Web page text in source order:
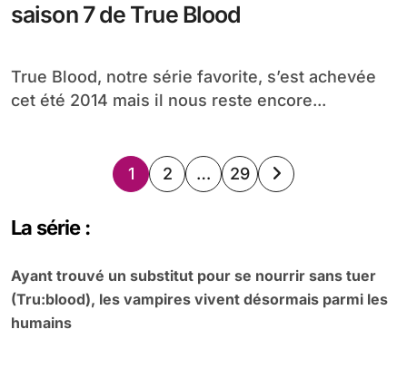
saison 7 de True Blood
True Blood, notre série favorite, s’est achevée
cet été 2014 mais il nous reste encore...
Pagination
1 2 … 29
La série :
Ayant trouvé un substitut pour se nourrir sans tuer
(Tru:blood), les vampires vivent désormais parmi les
humains